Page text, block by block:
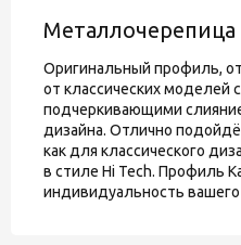
Металлочерепица
Оригинальный профиль,
от классических моделей
подчеркивающими
дизайна. Отлично
как для классического
в стиле Hi Tech. Профиль
индивидуальность